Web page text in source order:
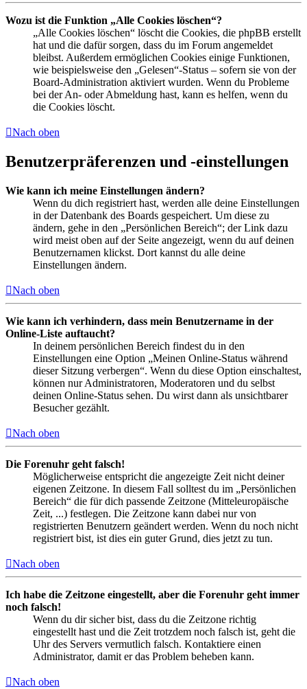
Wozu ist die Funktion „Alle Cookies löschen“?
„Alle Cookies löschen“ löscht die Cookies, die phpBB erstellt
hat und die dafür sorgen, dass du im Forum angemeldet
bleibst. Außerdem ermöglichen Cookies einige Funktionen,
wie beispielsweise den „Gelesen“-Status – sofern sie von der
Board-Administration aktiviert wurden. Wenn du Probleme
bei der An- oder Abmeldung hast, kann es helfen, wenn du
die Cookies löscht.
Nach oben
Benutzerpräferenzen und -einstellungen
Wie kann ich meine Einstellungen ändern?
Wenn du dich registriert hast, werden alle deine Einstellungen
in der Datenbank des Boards gespeichert. Um diese zu
ändern, gehe in den „Persönlichen Bereich“; der Link dazu
wird meist oben auf der Seite angezeigt, wenn du auf deinen
Benutzernamen klickst. Dort kannst du alle deine
Einstellungen ändern.
Nach oben
Wie kann ich verhindern, dass mein Benutzername in der
Online-Liste auftaucht?
In deinem persönlichen Bereich findest du in den
Einstellungen eine Option „Meinen Online-Status während
dieser Sitzung verbergen“. Wenn du diese Option einschaltest,
können nur Administratoren, Moderatoren und du selbst
deinen Online-Status sehen. Du wirst dann als unsichtbarer
Besucher gezählt.
Nach oben
Die Forenuhr geht falsch!
Möglicherweise entspricht die angezeigte Zeit nicht deiner
eigenen Zeitzone. In diesem Fall solltest du im „Persönlichen
Bereich“ die für dich passende Zeitzone (Mitteleuropäische
Zeit, ...) festlegen. Die Zeitzone kann dabei nur von
registrierten Benutzern geändert werden. Wenn du noch nicht
registriert bist, ist dies ein guter Grund, dies jetzt zu tun.
Nach oben
Ich habe die Zeitzone eingestellt, aber die Forenuhr geht immer
noch falsch!
Wenn du dir sicher bist, dass du die Zeitzone richtig
eingestellt hast und die Zeit trotzdem noch falsch ist, geht die
Uhr des Servers vermutlich falsch. Kontaktiere einen
Administrator, damit er das Problem beheben kann.
Nach oben